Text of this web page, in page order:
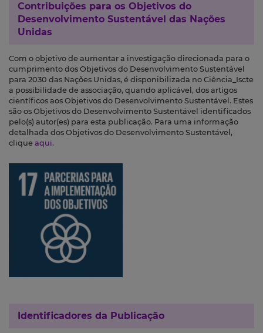
Contribuições para os Objetivos do
Desenvolvimento Sustentável das Nações
Unidas
Com o objetivo de aumentar a investigação direcionada para o
cumprimento dos Objetivos do Desenvolvimento Sustentável
para 2030 das Nações Unidas, é disponibilizada no Ciência_Iscte
a possibilidade de associação, quando aplicável, dos artigos
científicos aos Objetivos do Desenvolvimento Sustentável. Estes
são os Objetivos do Desenvolvimento Sustentável identificados
pelo(s) autor(es) para esta publicação. Para uma informação
detalhada dos Objetivos do Desenvolvimento Sustentável,
clique aqui.
Identificadores da Publicação